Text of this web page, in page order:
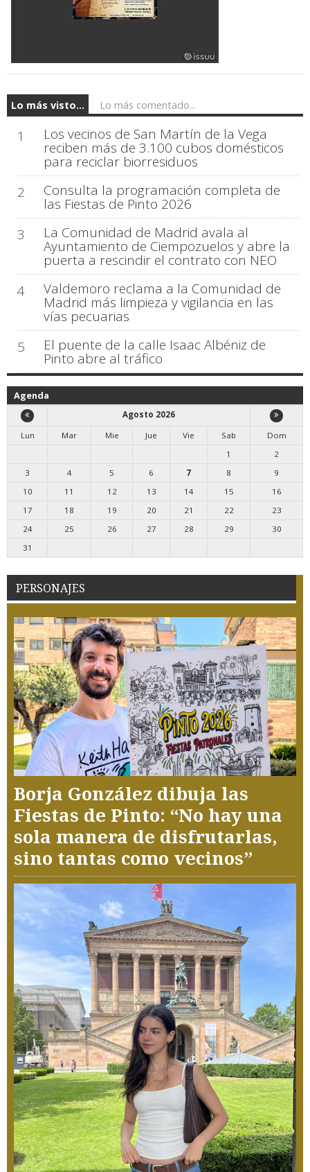
Lo más visto... Lo más comentado...
1 Los vecinos de San Martín de la Vega
reciben más de 3.100 cubos domésticos
para reciclar biorresiduos
2
Consulta la programación completa de
las Fiestas de Pinto 2026
3
La Comunidad de Madrid avala al
Ayuntamiento de Ciempozuelos y abre la
puerta a rescindir el contrato con NEO
4
Valdemoro reclama a la Comunidad de
Madrid más limpieza y vigilancia en las
vías pecuarias
5
El puente de la calle Isaac Albéniz de
Pinto abre al tráfico
Agenda
Agosto 2026
Lun
Mar Mie Jue Vie Sab
Dom
1
2
3
4 5 6 7 8
9
10
11 12 13 14 15
16
17
18 19 20 21 22
23
24
25 26 27 28 29
30
31
PERSONAJES
Borja González dibuja las
Fiestas de Pinto: “No hay una
sola manera de disfrutarlas,
sino tantas como vecinos”